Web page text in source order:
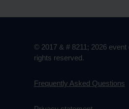
© 2017 & # 8211; 2026 event
rights reserved.
Frequently Asked Questions